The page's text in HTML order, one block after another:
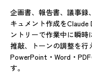
企画書、報告書、議事録
キュメント作成を
ントリーで作業中に瞬
推敲、トーンの調整を行
PowerPoint・Word・
す。